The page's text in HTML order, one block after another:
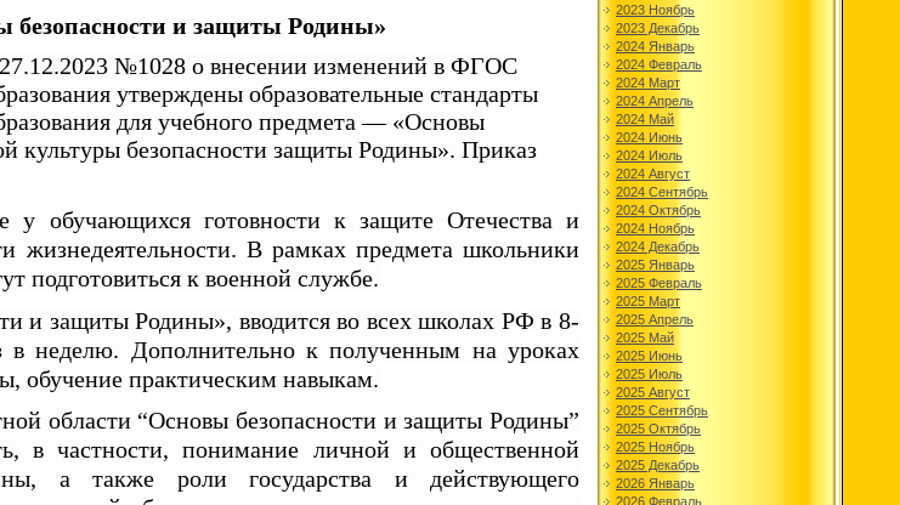
безопасности и защиты Родины»
№1028 о внесении изменений в ФГОС
утверждены образовательные стандарты
для учебного предмета — «Основы
культуры безопасности защиты Родины». Приказ
обучающихся готовности к защите Отечества и
жизнедеятельности. В рамках предмета школьники
подготовиться к военной службе.
и защиты Родины», вводится во всех школах РФ в 8-
в неделю. Дополнительно к полученным на уроках
обучение практическим навыкам.
области “Основы безопасности и защиты Родины”
в частности, понимание личной и общественной
а также роли государства и действующего
2023 Ноябрь
2023 Декабрь
2024 Январь
2024 Февраль
2024 Март
2024 Апрель
2024 Май
2024 Июнь
2024 Июль
2024 Август
2024 Сентябрь
2024 Октябрь
2024 Ноябрь
2024 Декабрь
2025 Январь
2025 Февраль
2025 Март
2025 Апрель
2025 Май
2025 Июнь
2025 Июль
2025 Август
2025 Сентябрь
2025 Октябрь
2025 Ноябрь
2025 Декабрь
2026 Январь
2026 Февраль